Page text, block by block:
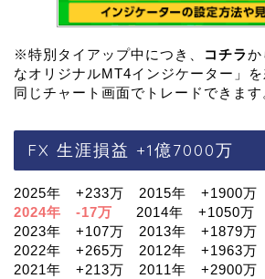
※特別タイアップ中につき、 コチラか
なオリジナルMT4インジケーター」
同じチャート画面でトレードできます
FX 生涯損益 +1億7000万
2025年 +233万 2015年 +1900万
2024年 -17万
2014年 +1050万
2023年 +107万 2013年 +1879万
2022年 +265万 2012年 +1963万
2021年 +213万 2011年 +2900万